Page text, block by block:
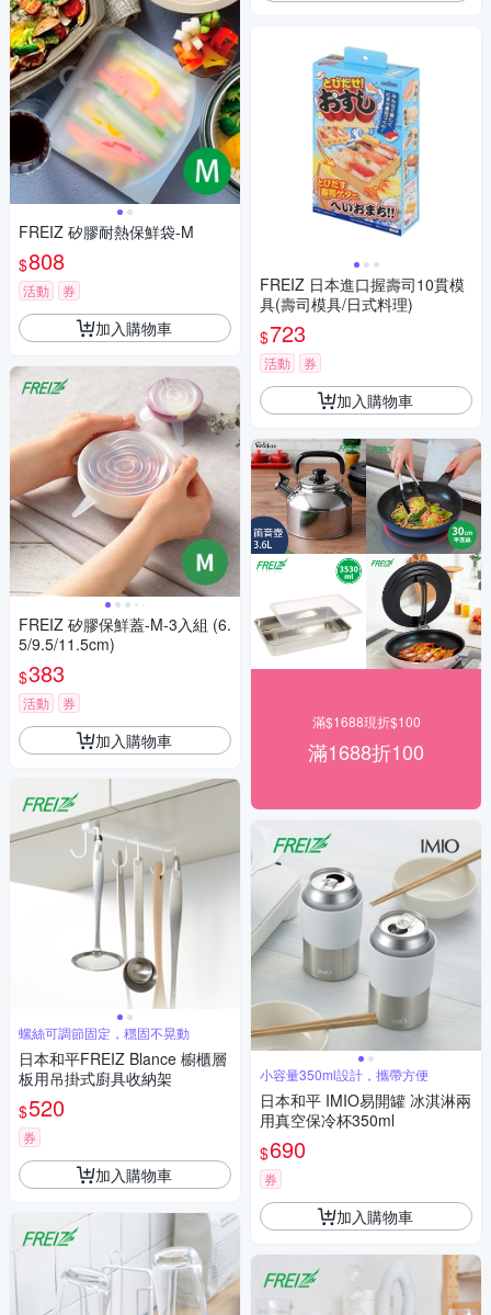
FREIZ 矽膠耐熱保鮮袋-M
$808
活動 券
加入購物車
FREIZ 矽膠保鮮蓋-M-3入組 (6.
5/9.5/11.5cm)
$383
活動 券
加入購物車
螺絲可調節固定，穩固不晃動
日本和平FREIZ Blance 櫥櫃層
板用吊掛式廚具收納架
$520
券
加入購物車
FREIZ 日本進口握壽司10貫模
具(壽司模具/日式料理)
$723
活動 券
加入購物車
滿$1688現折$100
滿1688折100
小容量350ml設計，攜帶方便
日本和平 IMIO易開罐 冰淇淋兩
用真空保冷杯350ml
$690
券
加入購物車